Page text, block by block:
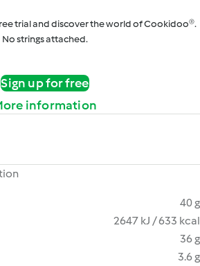
trial and discover the world of Cookidoo®.
No strings attached.
Sign up for free
information
40 g
2647 kJ / 633 kcal
36 g
3.6 g